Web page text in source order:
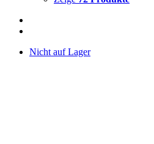
Nicht auf Lager